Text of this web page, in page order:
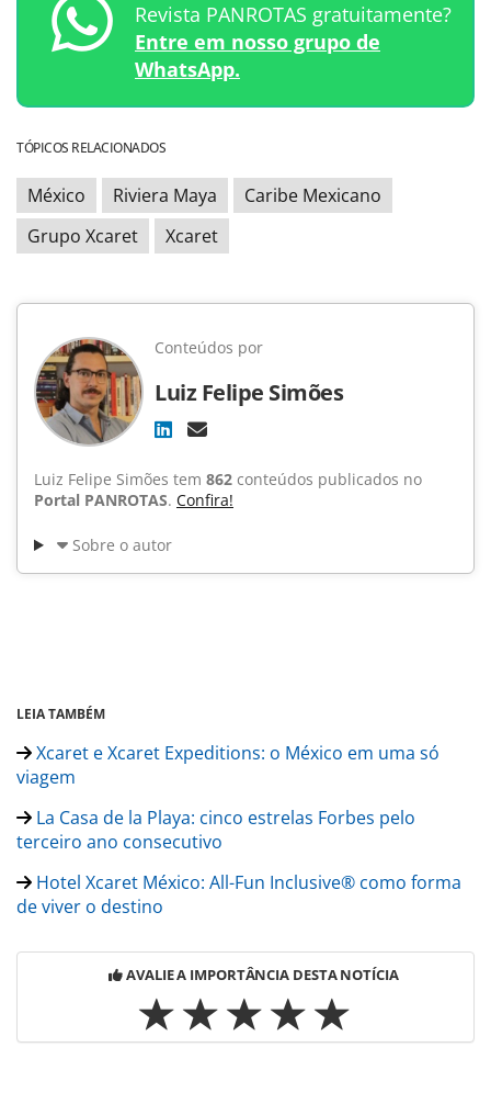
Revista PANROTAS gratuitamente?
Entre em nosso grupo de
WhatsApp.
TÓPICOS RELACIONADOS
México Riviera Maya
Caribe Mexicano
Grupo Xcaret
Xcaret
Conteúdos por
Luiz Felipe Simões
Luiz Felipe Simões tem 862 conteúdos publicados no
Portal PANROTAS. Confira!
Sobre o autor
LEIA TAMBÉM
Xcaret e Xcaret Expeditions: o México em uma só
viagem
La Casa de la Playa: cinco estrelas Forbes pelo
terceiro ano consecutivo
Hotel Xcaret México: All-Fun Inclusive® como forma
de viver o destino
AVALIE A IMPORTÂNCIA DESTA NOTÍCIA